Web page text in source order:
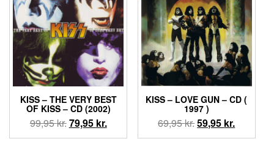
KISS – THE VERY BEST
OF KISS – CD (2002)
99,95kr.Den
oprindelige
79,95 kr.Den
aktuelle
KISS ‎– LOVE GUN – CD (
1997 )
69,95kr.Den
oprindelige
59,95 kr.Den
aktuelle